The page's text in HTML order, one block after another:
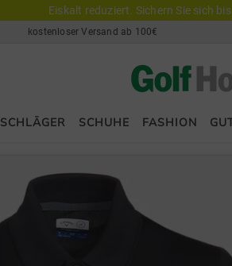
Eiskalt reduziert. Sichern Sie sich
kostenloser Versand ab 100€
SCHLÄGER SCHUHE FASHION